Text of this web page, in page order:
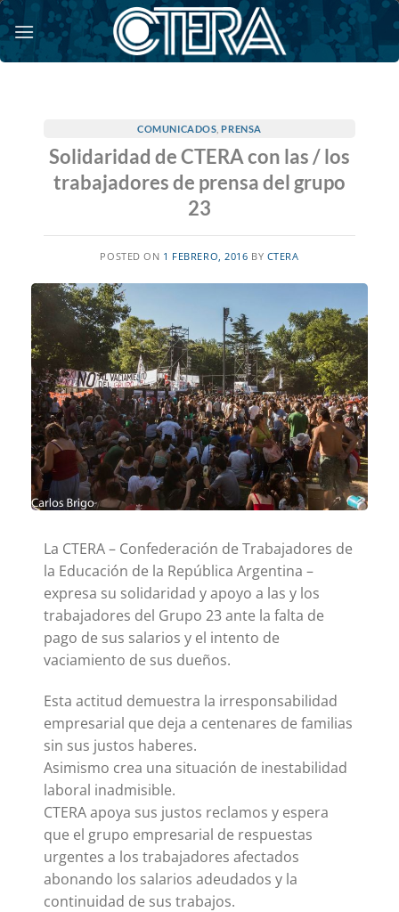
Saltar
al
contenido
COMUNICADOS ,PRENSA
Solidaridad de CTERA con las / los
trabajadores de prensa del grupo
23
POSTED ON 1 FEBRERO, 2016 BY CTERA
La CTERA – Confederación de Trabajadores de
la Educación de la República Argentina –
expresa su solidaridad y apoyo a las y los
trabajadores del Grupo 23 ante la falta de
pago de sus salarios y el intento de
vaciamiento de sus dueños.
Esta actitud demuestra la irresponsabilidad
empresarial que deja a centenares de familias
sin sus justos haberes.
Asimismo crea una situación de inestabilidad
laboral inadmisible.
CTERA apoya sus justos reclamos y espera
que el grupo empresarial de respuestas
urgentes a los trabajadores afectados
abonando los salarios adeudados y la
continuidad de sus trabajos.